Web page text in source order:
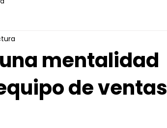
mentalidad
de ventas